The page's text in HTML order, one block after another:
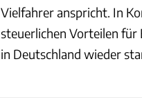
Vielfahrer anspricht. In
steuerlichen Vorteilen für
in Deutschland wieder